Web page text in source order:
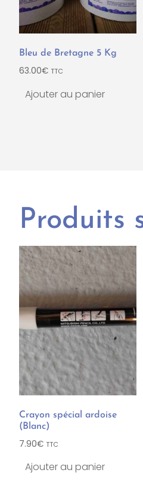
Bleu de Bretagne 5 Kg
63.00€ TTC
Ajouter au panier
Produits
Crayon spécial ardoise
(Blanc)
7.90€ TTC
Ajouter au panier